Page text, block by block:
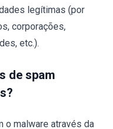
legítimas (por
corporações,
etc.).
de spam
o malware através da